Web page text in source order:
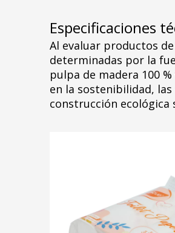
Especificaciones
Al evaluar productos
determinadas por la
pulpa de madera 100
en la sostenibilidad,
construcción ecológica